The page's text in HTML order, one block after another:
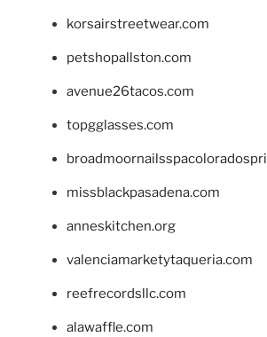
korsairstreetwear.com
petshopallston.com
avenue26tacos.com
topgglasses.com
missblackpasadena.com
anneskitchen.org
valenciamarketytaqueria.com
reefrecordsllc.com
alawaffle.com